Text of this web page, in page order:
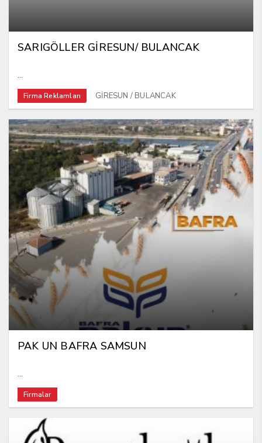
SARIGÖLLER GİRESUN/ BULANCAK
...
Firma Reklamları GİRESUN / BULANCAK
PAK UN BAFRA SAMSUN
...
Firmalar